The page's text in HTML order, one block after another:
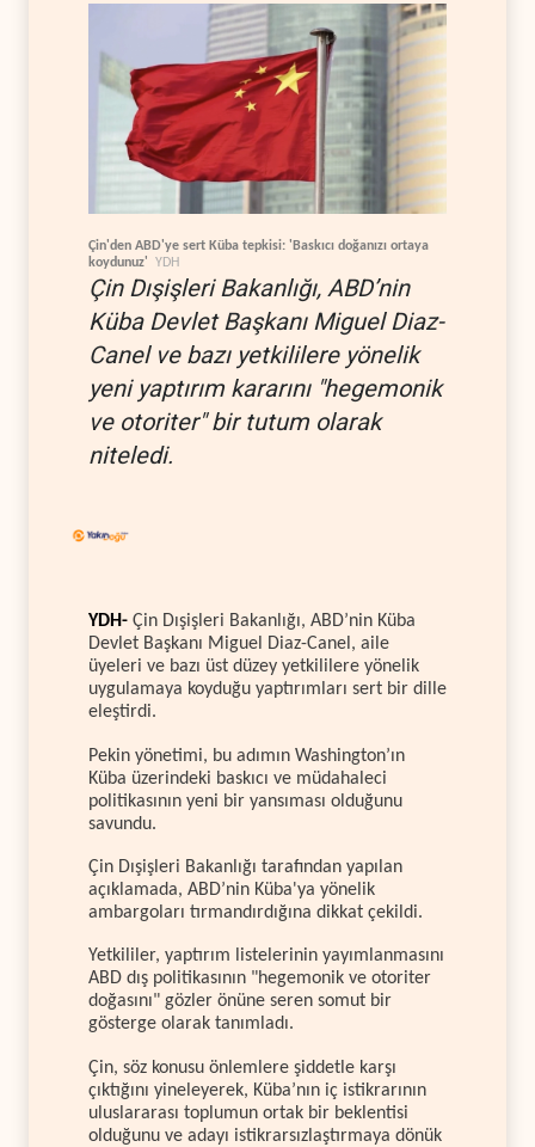
Çin'den ABD'ye sert Küba tepkisi: 'Baskıcı doğanızı ortaya
koydunuz' YDH
Çin Dışişleri Bakanlığı, ABD’nin
Küba Devlet Başkanı Miguel Diaz-
Canel ve bazı yetkililere yönelik
yeni yaptırım kararını "hegemonik
ve otoriter" bir tutum olarak
niteledi.
YDH- Çin Dışişleri Bakanlığı, ABD’nin Küba
Devlet Başkanı Miguel Diaz-Canel, aile
üyeleri ve bazı üst düzey yetkililere yönelik
uygulamaya koyduğu yaptırımları sert bir dille
eleştirdi.
Pekin yönetimi, bu adımın Washington’ın
Küba üzerindeki baskıcı ve müdahaleci
politikasının yeni bir yansıması olduğunu
savundu.
Çin Dışişleri Bakanlığı tarafından yapılan
açıklamada, ABD’nin Küba'ya yönelik
ambargoları tırmandırdığına dikkat çekildi.
Yetkililer, yaptırım listelerinin yayımlanmasını
ABD dış politikasının "hegemonik ve otoriter
doğasını" gözler önüne seren somut bir
gösterge olarak tanımladı.
Çin, söz konusu önlemlere şiddetle karşı
çıktığını yineleyerek, Küba’nın iç istikrarının
uluslararası toplumun ortak bir beklentisi
olduğunu ve adayı istikrarsızlaştırmaya dönük